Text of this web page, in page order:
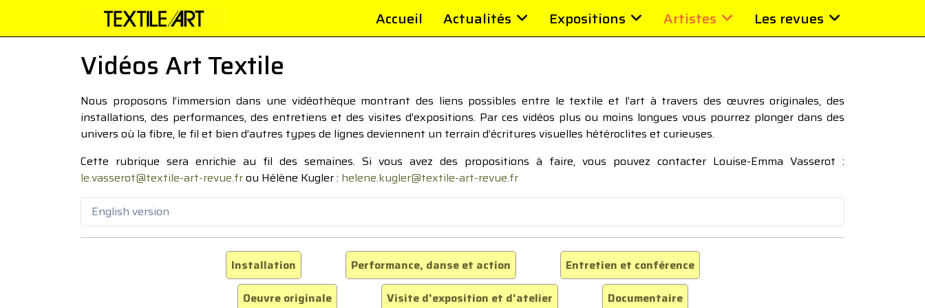
Accueil Actualités Expositions Artistes Les revues
Vidéos Art Textile
Nous proposons l’immersion dans une vidéothèque montrant des liens possibles entre le textile et l’art à travers des œuvres originales, des
installations, des performances, des entretiens et des visites d’expositions. Par ces vidéos plus ou moins longues vous pourrez plonger dans des
univers où la fibre, le fil et bien d’autres types de lignes deviennent un terrain d’écritures visuelles hétéroclites et curieuses.
Cette rubrique sera enrichie au fil des semaines. Si vous avez des propositions à faire, vous pouvez contacter Louise-Emma Vasserot :
le.vasserot@textile-art-revue.frou Hélène Kugler : helene.kugler@textile-art-revue.fr
English version
Installation Performance, danse et action
Entretien et conférence
Oeuvre originale
Visite d'exposition et d'atelier Documentaire